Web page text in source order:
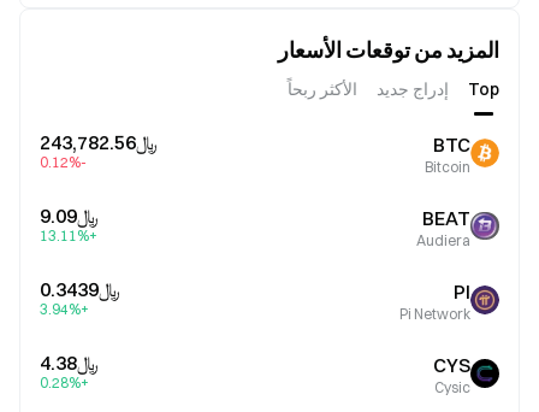
المزيد من توقعات الأسعار
Top إدراج جديد الأكثر ربحاً
BTC
Bitcoin
﷼‎243,782.56
-0.12%
BEAT
Audiera
﷼‎9.09
+13.11%
PI
Pi Network
﷼‎0.3439
+3.94%
CYS
Cysic
﷼‎4.38
+0.28%